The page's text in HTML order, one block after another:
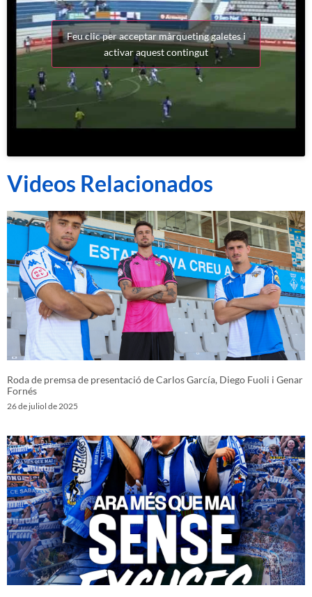
Feu clic per acceptar màrqueting galetes i
activar aquest contingut
Videos Relacionados
Roda de premsa de presentació de Carlos García, Diego Fuoli i Genar
Fornés
26 de juliol de 2025